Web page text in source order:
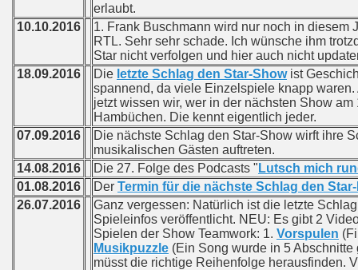
erlaubt.
10.10.2016
1. Frank Buschmann wird nur noch in diesem
RTL. Sehr sehr schade. Ich wünsche ihm
Star nicht verfolgen und hier auch nicht
18.09.2016
Die letzte Schlag den Star-Showist
spannend, da viele Einzelspiele knapp
jetzt wissen wir, wer in der nächsten Show
Hambüchen. Die kennt eigentlich jeder.
07.09.2016
Die nächste Schlag den Star-Show wirft ihre
musikalischen Gästen auftreten.
14.08.2016
Die 27. Folge des Podcasts " Lutsch mich
01.08.2016
Der Termin für die nächste Schlag den
26.07.2016
Ganz vergessen: Natürlich ist die letzte
Spieleinfos veröffentlicht. NEU: Es gibt 2
Spielen der Show Teamwork: 1. Vorspulen
Musikpuzzle (Ein Song wurde in 5
müsst die richtige Reihenfolge herausfinden.